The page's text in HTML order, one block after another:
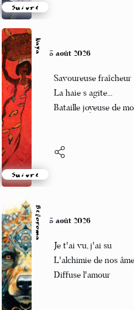
Suivre
Naya
Suivre
5 août 2026
Savoureuse fraîcheur
La haie s agite...
Bataille joyeuse de
Beloroma 5 août 2026
Je t'ai vu, j'ai su
L'alchimie de nos
Diffuse l'amour